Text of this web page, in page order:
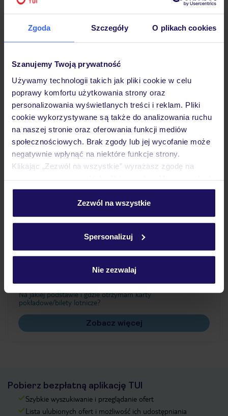
Zgoda Szczegóły O plikach cookies
Szanujemy Twoją prywatność
Używamy technologii takich jak pliki cookie w celu
poprawy komfortu użytkowania strony oraz
personalizowania wyświetlanych treści i reklam. Pliki
cookie wykorzystywane są także do analizowania ruchu
na naszej stronie oraz oferowania funkcji mediów
społecznościowych. Brak zgody lub jej wycofanie może
negatywnie wpłynąć na niektóre funkcje strony.
Klikając „Zezwól na wszystkie” wyrażasz zgodę na
personalizować swój wybór wchodząc w zakładkę
Szczegółowe informacje o plikach cookie znajdziesz
Zezwól na wszystkie
Spersonalizuj
Nie zezwalaj
Pokoje
Wyżywienie
Atrakcje
Ważne informacje
Często zadawane pytania
Jak zmienić uczestników/osobę zgłaszającą?
Czy w Hotelu będzie przedstawiciel TUI?
Na jakiej podstawie i gdzie otrzymam karty
pokładowe/bilety lotnicze?
Zobacz więcej
Pobierz bezpłatną aplikację TUI
Szybkie wyszukiwanie i przeglądanie ofert
Lista ulubionych ofert i możliwość ich udostępniania